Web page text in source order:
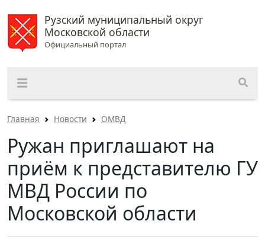
Рузский муниципальный округ
Московской области
Официальный портал
Главная Новости ОМВД
Ружан приглашают на
приём к представителю ГУ
МВД России по
Московской области